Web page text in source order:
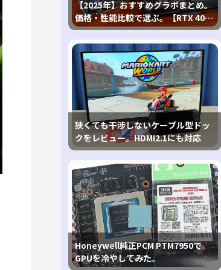
【2025年】おすすめグラボまとめ。
価格・性能比較で選ぶ。【RTX 40,
RX 7000各種に対応】
狭くても干渉しないケーブル型ドッ
クをレビュー。HDMI2.1にも対応
Honeywell純正PCM PTM7950で
GPUを冷やしてみた。